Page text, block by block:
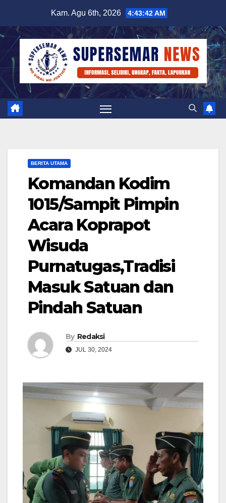
content
Kam. Agu 6th, 2026 4:43:43 AM
BERITA UTAMA
Komandan Kodim
1015/Sampit Pimpin
Acara Koprapot
Wisuda
Purnatugas,Tradisi
Masuk Satuan dan
Pindah Satuan
By Redaksi
JUL 30, 2024